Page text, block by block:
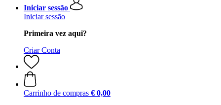
Iniciar sessão
Iniciar sessão
Primeira vez aqui?
Criar Conta
Carrinho de compras € 0,00